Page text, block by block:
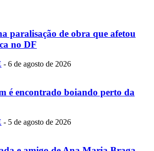
paralisação de obra que afetou
no DF
- 6 de agosto de 2026
é encontrado boiando perto da
- 5 de agosto de 2026